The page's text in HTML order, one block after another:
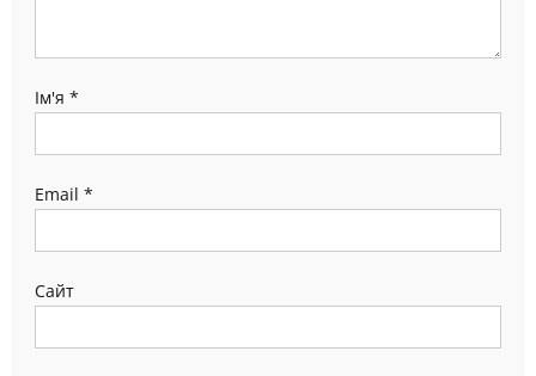
Ім'я *
Email *
Сайт